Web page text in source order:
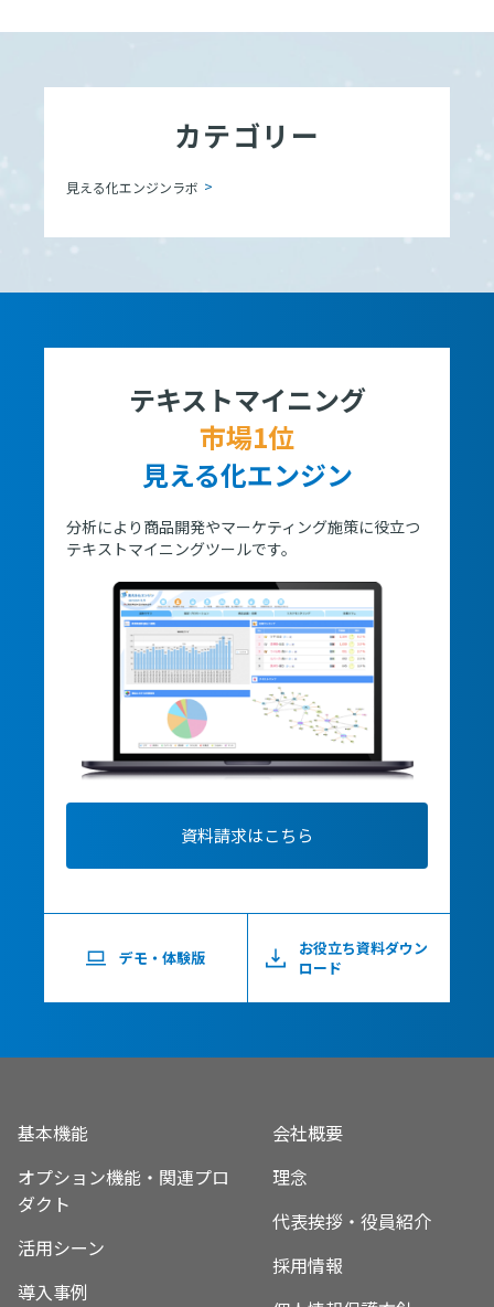
カテゴリー
見える化エンジンラボ
テキストマイニング
市場1位
見える化エンジン
分析により商品開発やマーケティング施策に役立つ
テキストマイニングツールです。
資料請求はこちら
デモ・体験版
お役立ち資料ダウン
ロード
基本機能
オプション機能・関連プロ
ダクト
活用シーン
導入事例
会社概要
理念
代表挨拶・役員紹介
採用情報